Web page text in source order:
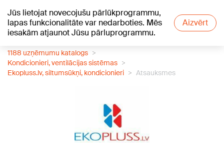
Jūs lietojat novecojušu pārlūkprogrammu,
lapas funkcionalitāte var nedarboties. Mēs
iesakām atjaunot Jūsu pārluprogrammu.
Aizvērt
+17°C
1188 uzņēmumu katalogs
Kondicionieri, ventilācijas sistēmas
Ekopluss.lv, siltumsūkņi, kondicionieri
Atsauksmes